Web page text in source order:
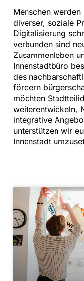
Menschen
diverser, soziale
Digitalisierung
verbunden sind
Zusammenleben
Innenstadtbüro
des
fördern
möchten
weiterentwickeln,
integrative
unterstützen wir
Innenstadt